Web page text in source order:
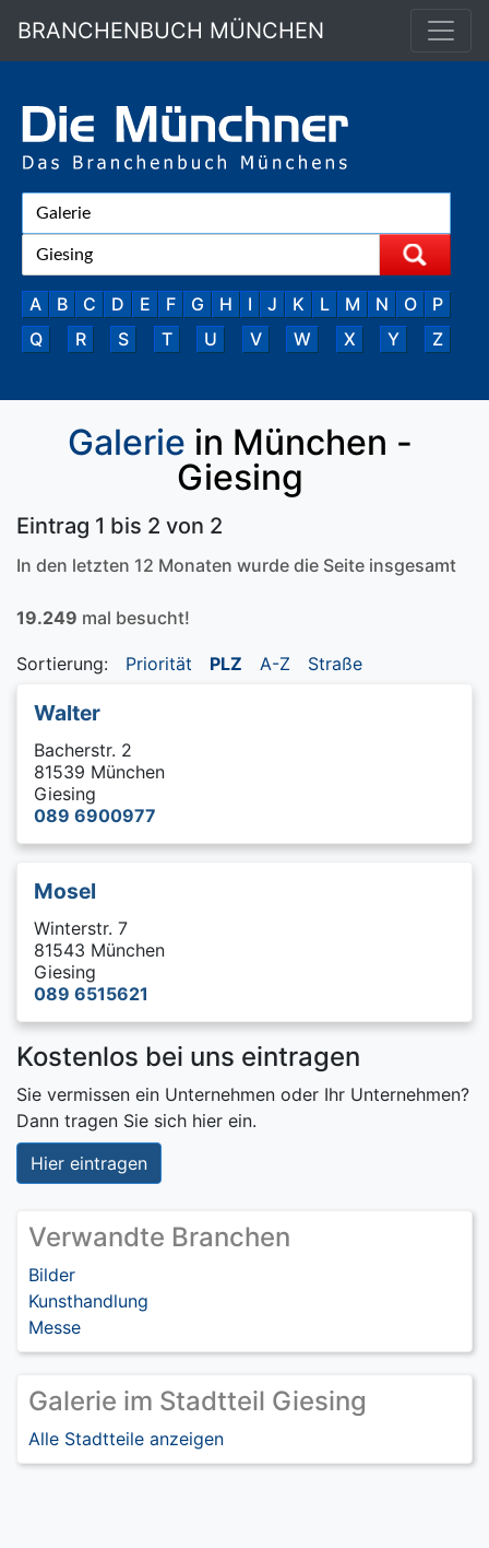
BRANCHENBUCH MÜNCHEN
A B C D E F G H I J K L M N O
P
Q
R S T U V W X Y Z
Galerie in München -
Giesing
Eintrag 1 bis 2 von 2
In den letzten 12 Monaten wurde die Seite insgesamt
19.249 mal besucht!
Sortierung: Priorität PLZ A-Z Straße
Walter
Bacherstr. 2
81539 München
Giesing
089 6900977
Mosel
Winterstr. 7
81543 München
Giesing
089 6515621
Kostenlos bei uns eintragen
Sie vermissen ein Unternehmen oder Ihr Unternehmen?
Dann tragen Sie sich hier ein.
Hier eintragen
Verwandte Branchen
Bilder
Kunsthandlung
Messe
Galerie im Stadtteil Giesing
Alle Stadtteile anzeigen